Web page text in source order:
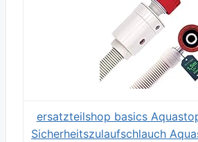
ersatzteilshop basics
Sicherheitszulaufschlauch